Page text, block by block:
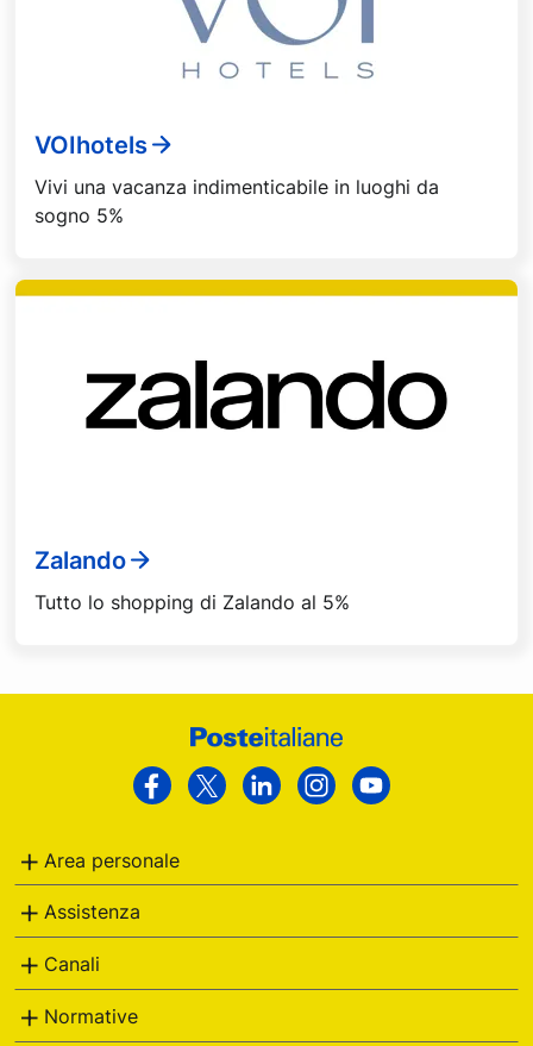
VOIhotels
Vivi una vacanza indimenticabile in luoghi da
sogno 5%
Zalando
Tutto lo shopping di Zalando al 5%
Facebook
Twitter LinkedinInstagram
Area personale
Assistenza
Canali
Normative